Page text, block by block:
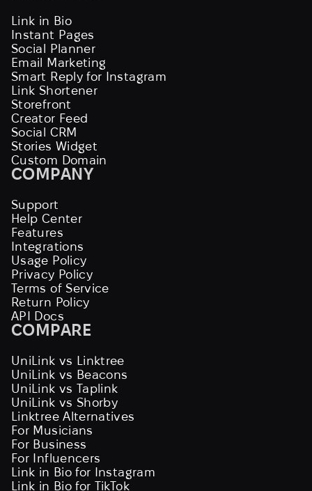
Link in Bio
Instant Pages
Social Planner
Email Marketing
Smart Reply for Instagram
Link Shortener
Storefront
Creator Feed
Social CRM
Stories Widget
Custom Domain
COMPANY
Support
Help Center
Features
Integrations
Usage Policy
Privacy Policy
Terms of Service
Return Policy
API Docs
COMPARE
UniLink vs Linktree
UniLink vs Beacons
UniLink vs Taplink
UniLink vs Shorby
Linktree Alternatives
For Musicians
For Business
For Influencers
Link in Bio for Instagram
Link in Bio for TikTok